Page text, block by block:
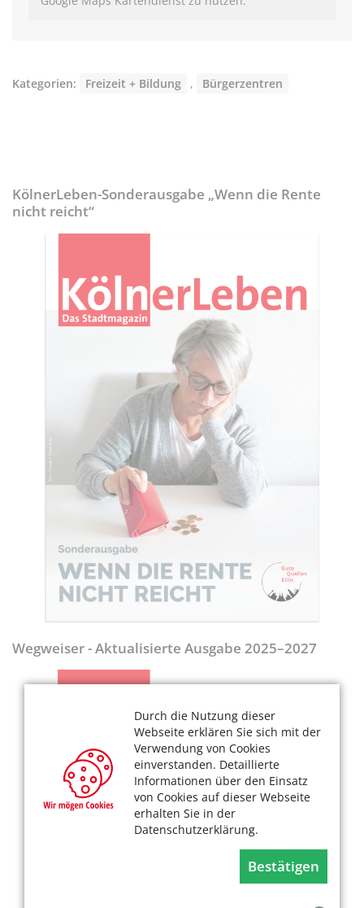
Durch die Nutzung dieser
Webseite erklären Sie sich mit der
Verwendung von Cookies
einverstanden. Detaillierte
Informationen über den Einsatz
von Cookies auf dieser Webseite
erhalten Sie in der
Datenschutzerklärung.
Bestätigen
Kategorien: Freizeit + Bildung , Bürgerzentren
KölnerLeben-Sonderausgabe „Wenn die Rente
nicht reicht“
Wegweiser - Aktualisierte Ausgabe 2025–2027